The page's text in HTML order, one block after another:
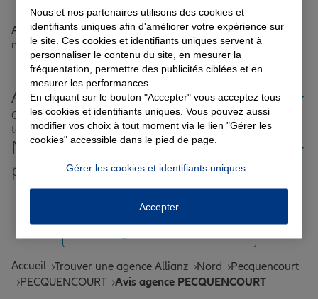
Protection juridique
Retraite
Tous nos devis d'assurance
Aucun avis sur votre agence n'a été retrouvé pour le
moment
Allianz proche de chez vous
Où que vous soyez en France, nos agences Allianz sont
toujours près de chez vous.
Nos offres d'assurance dans les
plus grandes villes de France
Accueil Trouver une agence Allianz Nord
Pecquencourt
PECQUENCOURT Avis agence PECQUENCOURT
Nous et nos partenaires utilisons des cookies et
identifiants uniques afin d'améliorer votre expérience sur
le site. Ces cookies et identifiants uniques servent à
personnaliser le contenu du site, en mesurer la
fréquentation, permettre des publicités ciblées et en
mesurer les performances.
En cliquant sur le bouton "Accepter" vous acceptez tous
les cookies et identifiants uniques. Vous pouvez aussi
modifier vos choix à tout moment via le lien "Gérer les
cookies" accessible dans le pied de page.
Gérer les cookies et identifiants uniques
Accepter